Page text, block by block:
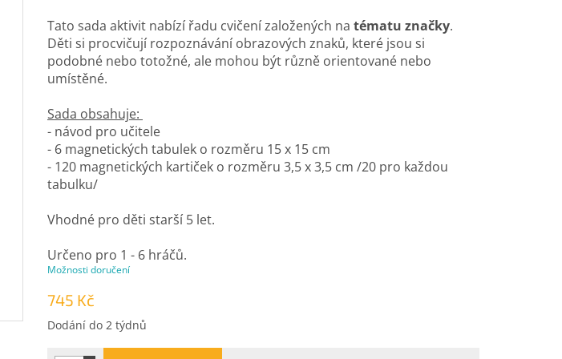
745 Kč
Měrná
Dodání do 2 týdnů
Možnosti doručení
Tato sada aktivit nabízí řadu cvičení založených na tématu značky.
Děti si procvičují rozpoznávání obrazových znaků, které jsou si
podobné nebo totožné, ale mohou být různě orientované nebo
umístěné.
Sada obsahuje:
- návod pro učitele
- 6 magnetických tabulek o rozměru 15 x 15 cm
- 120 magnetických kartiček o rozměru 3,5 x 3,5 cm /20 pro každou
tabulku/
Vhodné pro děti starší 5 let.
Určeno pro 1 - 6 hráčů.